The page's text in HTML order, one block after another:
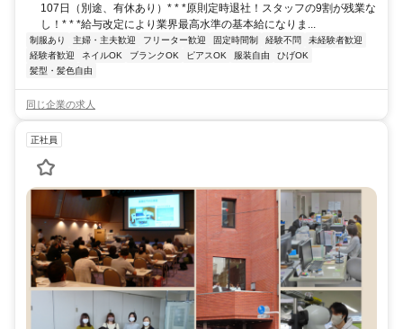
107日（別途、有休あり）* * *原則定時退社！スタッフの9割が残業な
し！* * *給与改定により業界最高水準の基本給になりま...
制服あり 主婦・主夫歓迎 フリーター歓迎 固定時間制 経験不問
未経験者歓迎
経験者歓迎
ネイルOK ブランクOK ピアスOK 服装自由
ひげOK
髪型・髪色自由
同じ企業の求人
正社員